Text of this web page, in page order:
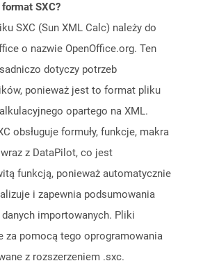
SXC?
SXC (Sun XML Calc) należy do
o nazwie OpenOffice.org. Ten
dotyczy potrzeb
ponieważ jest to format pliku
opartego na XML.
obsługuje formuły, funkcje, makra
z DataPilot, co jest
funkcją, ponieważ automatycznie
i zapewnia podsumowania
importowanych. Pliki
za pomocą tego oprogramowania
z rozszerzeniem .sxc.